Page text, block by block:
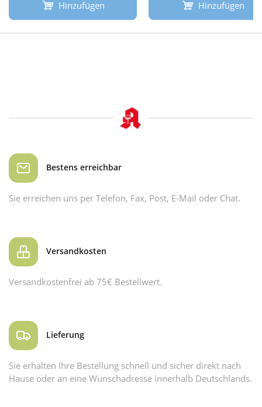
Hinzufügen Hinzufügen
Bestens erreichbar
Sie erreichen uns per Telefon, Fax, Post, E-Mail oder Chat.
Versandkosten
Versandkostenfrei ab 75€ Bestellwert.
Lieferung
Sie erhalten Ihre Bestellung schnell und sicher direkt nach
Hause oder an eine Wunschadresse innerhalb Deutschlands.